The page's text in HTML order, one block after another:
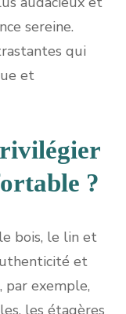
sereine.
qui
et
?
bois, le lin et
et
par exemple,
les étagères